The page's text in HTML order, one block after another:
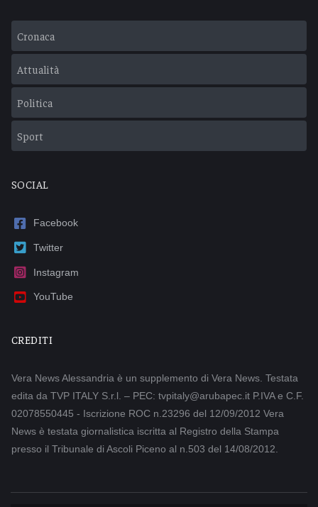
Cronaca
Attualità
Politica
Sport
SOCIAL
Facebook
Twitter
Instagram
YouTube
CREDITI
Vera News Alessandria è un supplemento di Vera News. Testata
edita da TVP ITALY S.r.l. – PEC: tvpitaly@arubapec.it P.IVA e C.F.
02078550445 - Iscrizione ROC n.23296 del 12/09/2012 Vera
News è testata giornalistica iscritta al Registro della Stampa
presso il Tribunale di Ascoli Piceno al n.503 del 14/08/2012.